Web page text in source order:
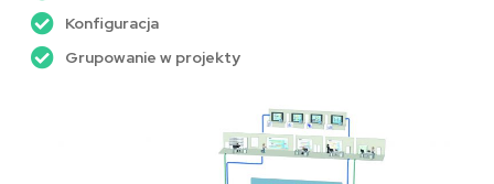
Konfiguracja
Grupowanie w projekty